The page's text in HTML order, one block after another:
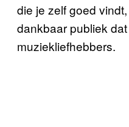
die je zelf goed
dankbaar publiek
muziekliefhebbers.